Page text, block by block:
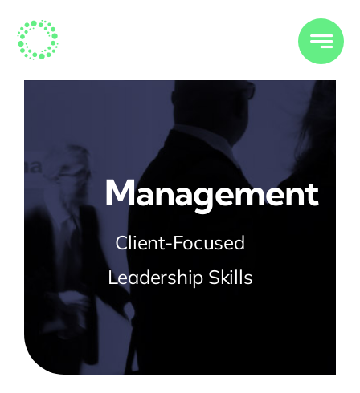
content
Management
Client-Focused
Leadership Skills